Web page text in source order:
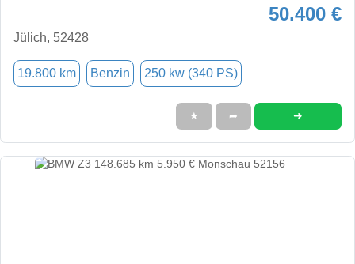
50.400 €
Jülich, 52428
19.800 km Benzin 250 kw (340 PS)
★ ➦ ➜